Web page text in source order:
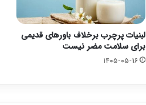
لبنیات پرچرب برخلاف باورهای قدیمی
برای سلامت مضر نیست
۱۴۰۵-۰۵-۱۶